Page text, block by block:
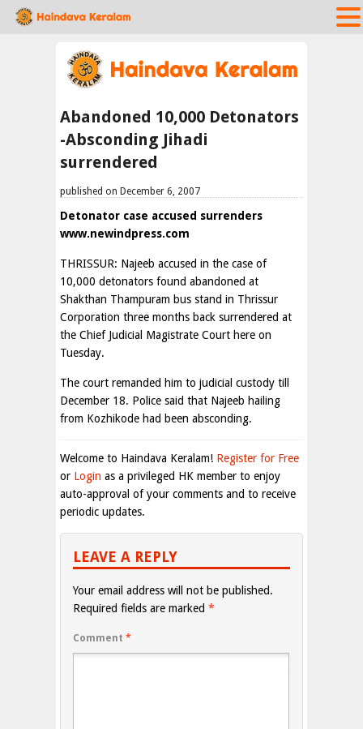
Abandoned 10,000 Detonators
-Absconding Jihadi
surrendered
published on December 6, 2007
Detonator case accused surrenders
www.newindpress.com
THRISSUR: Najeeb accused in the case of
10,000 detonators found abandoned at
Shakthan Thampuram bus stand in Thrissur
Corporation three months back surrendered at
the Chief Judicial Magistrate Court here on
Tuesday.
The court remanded him to judicial custody till
December 18. Police said that Najeeb hailing
from Kozhikode had been absconding.
Welcome to Haindava Keralam! Register for Free
or Login as a privileged HK member to enjoy
auto-approval of your comments and to receive
periodic updates.
LEAVE A REPLY
Your email address will not be published.
Required fields are marked *
Comment *